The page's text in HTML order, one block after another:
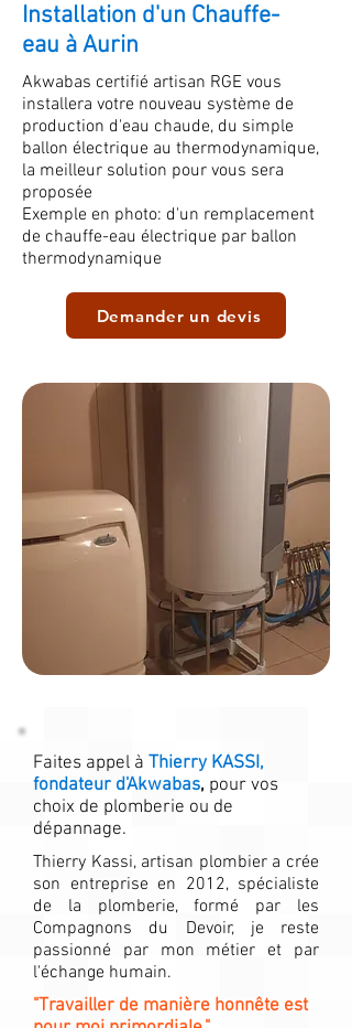
Installation d'un Chauffe-
eau à Aurin
Akwabas certifié artisan RGE vous
installera votre nouveau système de
production d'eau chaude, du simple
ballon électrique au thermodynamique,
la meilleur solution pour vous sera
proposée
Exemple en photo: d'un remplacement
de chauffe-eau électrique par ballon
thermodynamique
Demander un devis
Faites appel à Thierry KASSI,
fondateur d'Akwabas, pour vos
choix de plomberie ou de
dépannage.
Thierry Kassi, artisan plombier a crée
son entreprise en 2012, spécialiste
de la plomberie, formé par les
Compagnons du Devoir, je reste
passionné par mon métier et par
l'échange humain.
"Travailler de manière honnête est